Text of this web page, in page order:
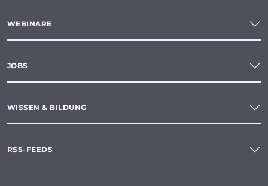
WEBINARE
JOBS
WISSEN & BILDUNG
RSS-FEEDS